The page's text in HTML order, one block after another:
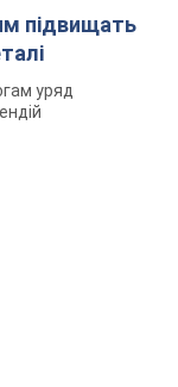
підвищать
уряд